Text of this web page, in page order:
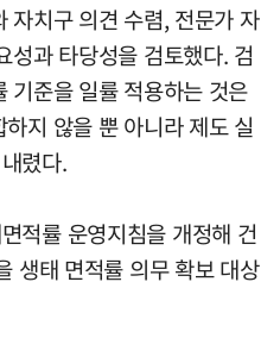
자치구 의견 수렴, 전문가 자
성과 타당성을 검토했다. 검
기준을 일률 적용하는 것은
지 않을 뿐 아니라 제도 실
렸다.
적률 운영지침을 개정해 건
생태 면적률 의무 확보 대상